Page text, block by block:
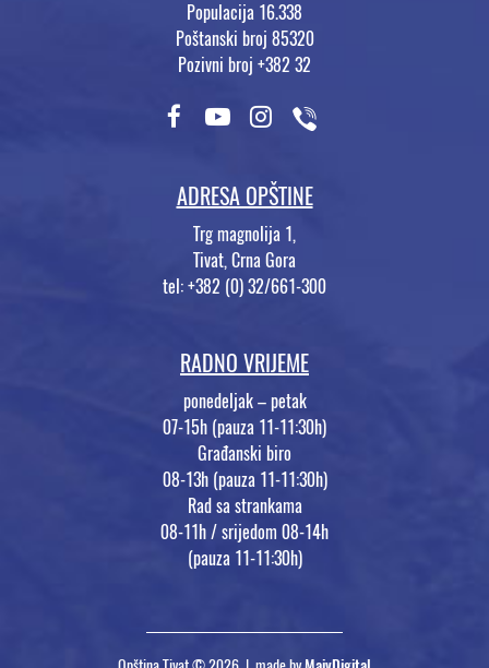
Populacija 16.338
Poštanski broj 85320
Pozivni broj +382 32
ADRESA OPŠTINE
Trg magnolija 1,
Tivat, Crna Gora
tel: +382 (0) 32/661-300
RADNO VRIJEME
ponedeljak – petak
07-15h (pauza 11-11:30h)
Građanski biro
08-13h (pauza 11-11:30h)
Rad sa strankama
08-11h / srijedom 08-14h
(pauza 11-11:30h)